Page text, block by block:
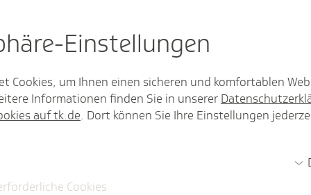
lohnsteuerpflichtig?
bei Feiertagslohn in der Kurzarbeit?
beitragspflichtig?
auch für das Kurzarbeitergeld?
Einstel­lungen
Cookies, um Ihnen einen sicheren und komfortablen
Informationen finden Sie in unserer
auf tk.de. Dort können Sie Ihre Einstellungen
Cookies